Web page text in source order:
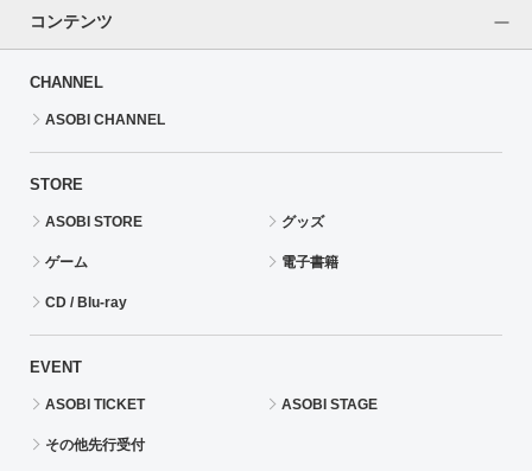
コンテンツ
CHANNEL
ASOBI CHANNEL
STORE
ASOBI STORE グッズ
ゲーム 電子書籍
CD / Blu-ray
EVENT
ASOBI TICKET ASOBI STAGE
その他先行受付